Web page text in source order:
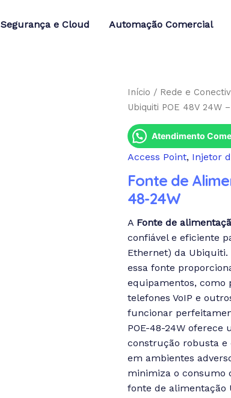
Segurança e Cloud Automação Comercial
Início / Rede e
Ubiquiti POE 48V 24W
Atendimento
Access Point, Injetor
Fonte de
48-24W
A Fonte de
confiável e eficiente
Ethernet) da
essa fonte
equipamentos, como
telefones VoIP e
funcionar
POE-48-24W
construção robusta e
em ambientes
minimiza o consumo
fonte de alimentação